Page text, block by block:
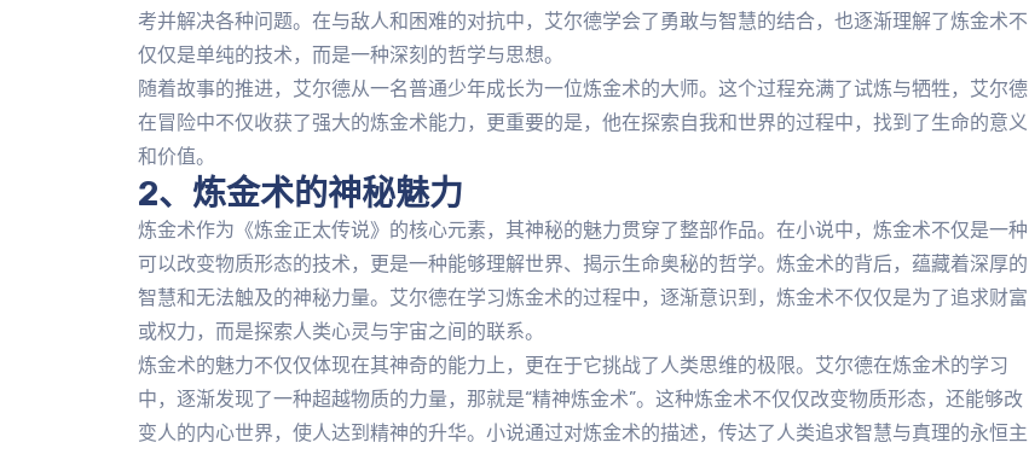
考并解决各种问题。在与敌人和困难的对抗中，艾尔德学会了勇敢与智慧的结合，也逐渐理解了炼金术不
仅仅是单纯的技术，而是一种深刻的哲学与思想。
随着故事的推进，艾尔德从一名普通少年成长为一位炼金术的大师。这个过程充满了试炼与牺牲，艾尔德
在冒险中不仅收获了强大的炼金术能力，更重要的是，他在探索自我和世界的过程中，找到了生命的意义
和价值。
2、炼金术的神秘魅力
炼金术作为《炼金正太传说》的核心元素，其神秘的魅力贯穿了整部作品。在小说中，炼金术不仅是一种
可以改变物质形态的技术，更是一种能够理解世界、揭示生命奥秘的哲学。炼金术的背后，蕴藏着深厚的
智慧和无法触及的神秘力量。艾尔德在学习炼金术的过程中，逐渐意识到，炼金术不仅仅是为了追求财富
或权力，而是探索人类心灵与宇宙之间的联系。
炼金术的魅力不仅仅体现在其神奇的能力上，更在于它挑战了人类思维的极限。艾尔德在炼金术的学习
中，逐渐发现了一种超越物质的力量，那就是“精神炼金术”。这种炼金术不仅仅改变物质形态，还能够改
变人的内心世界，使人达到精神的升华。小说通过对炼金术的描述，传达了人类追求智慧与真理的永恒主